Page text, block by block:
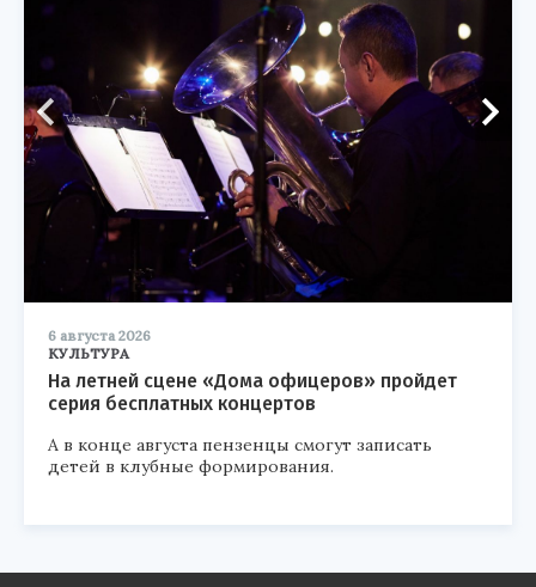
6 августа 2026
КУЛЬТУРА
На летней сцене «Дома офицеров» пройдет
серия бесплатных концертов
А в конце августа пензенцы смогут записать
детей в клубные формирования.